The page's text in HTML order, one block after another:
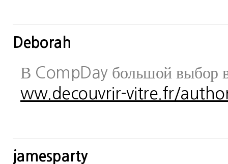
Deborah
В CompDay большой выбор
ww.decouvrir-vitre.fr/
jamesparty